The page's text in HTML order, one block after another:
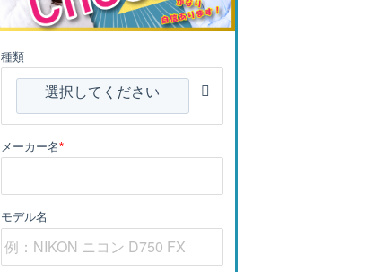
種類
選択してください
メーカー名*
モデル名